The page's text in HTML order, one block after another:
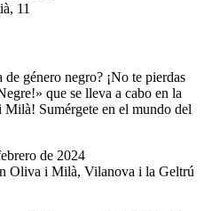
11
género negro? ¡No te pierdas
que se lleva a cabo en la
Sumérgete en el mundo del
de 2024
Oliva i Milà, Vilanova i la Geltrú